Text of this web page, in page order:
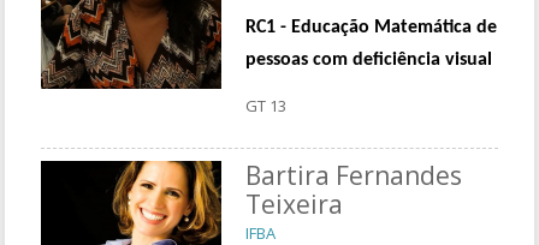
RC1 - Educação Matemática de
pessoas com deficiência visual
GT 13
Bartira Fernandes
Teixeira
IFBA